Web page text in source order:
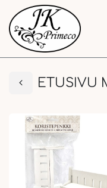
ETUSIVU